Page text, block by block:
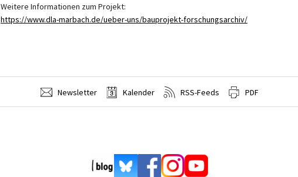
Weitere Informationen zum Projekt:
https://www.dla-marbach.de/ueber-uns/bauprojekt-forschungsarchiv/
Newsletter Kalender RSS-Feeds PDF